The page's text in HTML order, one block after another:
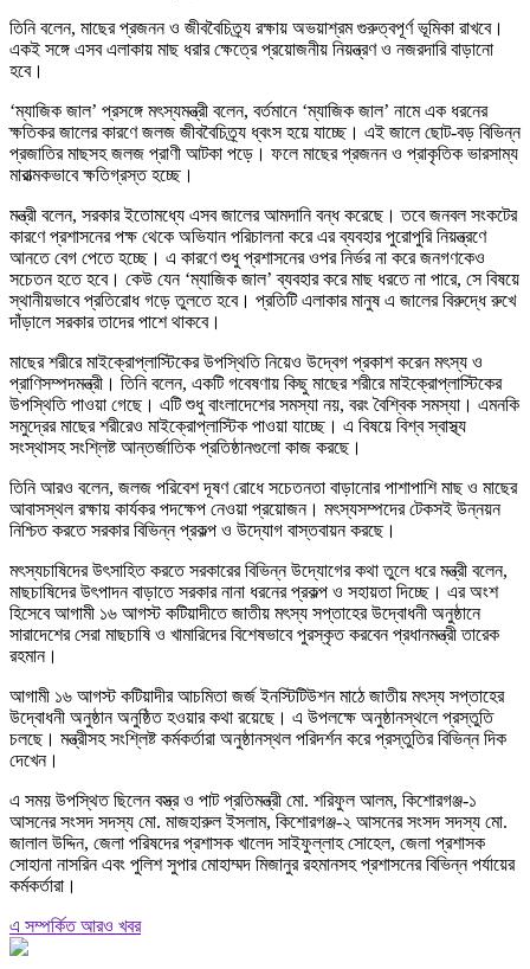
তিনি বলেন, মাছের প্রজনন ও জীববৈচিত্র্য রক্ষায় অভয়াশ্রম গুরুত্বপূর্ণ ভূমিকা রাখবে।
একই সঙ্গে এসব এলাকায় মাছ ধরার ক্ষেত্রে প্রয়োজনীয় নিয়ন্ত্রণ ও নজরদারি বাড়ানো
হবে।
‘ম্যাজিক জাল’ প্রসঙ্গে মৎস্যমন্ত্রী বলেন, বর্তমানে ‘ম্যাজিক জাল’ নামে এক ধরনের
ক্ষতিকর জালের কারণে জলজ জীববৈচিত্র্য ধ্বংস হয়ে যাচ্ছে। এই জালে ছোট-বড় বিভিন্ন
প্রজাতির মাছসহ জলজ প্রাণী আটকা পড়ে। ফলে মাছের প্রজনন ও প্রাকৃতিক ভারসাম্য
মারাত্মকভাবে ক্ষতিগ্রস্ত হচ্ছে।
মন্ত্রী বলেন, সরকার ইতোমধ্যে এসব জালের আমদানি বন্ধ করেছে। তবে জনবল সংকটের
কারণে প্রশাসনের পক্ষ থেকে অভিযান পরিচালনা করে এর ব্যবহার পুরোপুরি নিয়ন্ত্রণে
আনতে বেগ পেতে হচ্ছে। এ কারণে শুধু প্রশাসনের ওপর নির্ভর না করে জনগণকেও
সচেতন হতে হবে। কেউ যেন ‘ম্যাজিক জাল’ ব্যবহার করে মাছ ধরতে না পারে, সে বিষয়ে
স্থানীয়ভাবে প্রতিরোধ গড়ে তুলতে হবে। প্রতিটি এলাকার মানুষ এ জালের বিরুদ্ধে রুখে
দাঁড়ালে সরকার তাদের পাশে থাকবে।
মাছের শরীরে মাইক্রোপ্লাস্টিকের উপস্থিতি নিয়েও উদ্বেগ প্রকাশ করেন মৎস্য ও
প্রাণিসম্পদমন্ত্রী। তিনি বলেন, একটি গবেষণায় কিছু মাছের শরীরে মাইক্রোপ্লাস্টিকের
উপস্থিতি পাওয়া গেছে। এটি শুধু বাংলাদেশের সমস্যা নয়, বরং বৈশ্বিক সমস্যা। এমনকি
সমুদ্রের মাছের শরীরেও মাইক্রোপ্লাস্টিক পাওয়া যাচ্ছে। এ বিষয়ে বিশ্ব স্বাস্থ্য
সংস্থাসহ সংশ্লিষ্ট আন্তর্জাতিক প্রতিষ্ঠানগুলো কাজ করছে।
তিনি আরও বলেন, জলজ পরিবেশ দূষণ রোধে সচেতনতা বাড়ানোর পাশাপাশি মাছ ও মাছের
আবাসস্থল রক্ষায় কার্যকর পদক্ষেপ নেওয়া প্রয়োজন। মৎস্যসম্পদের টেকসই উন্নয়ন
নিশ্চিত করতে সরকার বিভিন্ন প্রকল্প ও উদ্যোগ বাস্তবায়ন করছে।
মৎস্যচাষিদের উৎসাহিত করতে সরকারের বিভিন্ন উদ্যোগের কথা তুলে ধরে মন্ত্রী বলেন,
মাছচাষিদের উৎপাদন বাড়াতে সরকার নানা ধরনের প্রকল্প ও সহায়তা দিচ্ছে। এর অংশ
হিসেবে আগামী ১৬ আগস্ট কটিয়াদীতে জাতীয় মৎস্য সপ্তাহের উদ্বোধনী অনুষ্ঠানে
সারাদেশের সেরা মাছচাষি ও খামারিদের বিশেষভাবে পুরস্কৃত করবেন প্রধানমন্ত্রী তারেক
রহমান।
আগামী ১৬ আগস্ট কটিয়াদীর আচমিতা জর্জ ইনস্টিটিউশন মাঠে জাতীয় মৎস্য সপ্তাহের
উদ্বোধনী অনুষ্ঠান অনুষ্ঠিত হওয়ার কথা রয়েছে। এ উপলক্ষে অনুষ্ঠানস্থলে প্রস্তুতি
চলছে। মন্ত্রীসহ সংশ্লিষ্ট কর্মকর্তারা অনুষ্ঠানস্থল পরিদর্শন করে প্রস্তুতির বিভিন্ন দিক
দেখেন।
এ সময় উপস্থিত ছিলেন বস্ত্র ও পাট প্রতিমন্ত্রী মো. শরিফুল আলম, কিশোরগঞ্জ-১
আসনের সংসদ সদস্য মো. মাজহারুল ইসলাম, কিশোরগঞ্জ-২ আসনের সংসদ সদস্য মো.
জালাল উদ্দিন, জেলা পরিষদের প্রশাসক খালেদ সাইফুল্লাহ সোহেল, জেলা প্রশাসক
সোহানা নাসরিন এবং পুলিশ সুপার মোহাম্মদ মিজানুর রহমানসহ প্রশাসনের বিভিন্ন পর্যায়ের
কর্মকর্তারা।
এ সম্পর্কিত আরও খবর